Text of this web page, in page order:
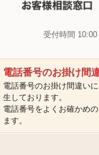
受付時間 10:00
電話番号のお掛け間
電話番号のお掛け間違い
生しております。
電話番号をよくお確かめ
ます。